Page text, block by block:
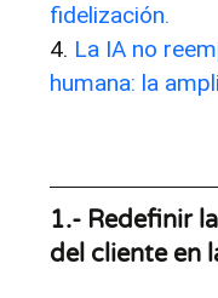
fidelización.
4. La IA no
humana: la
1.- Redefinir
del cliente en